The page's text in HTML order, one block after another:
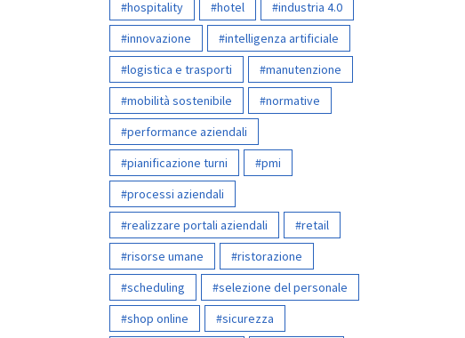
hospitality
hotel
industria 4.0
innovazione
intelligenza artificiale
logistica e trasporti
manutenzione
mobilità sostenibile
normative
performance aziendali
pianificazione turni
pmi
processi aziendali
realizzare portali aziendali
retail
risorse umane
ristorazione
scheduling
selezione del personale
shop online
sicurezza